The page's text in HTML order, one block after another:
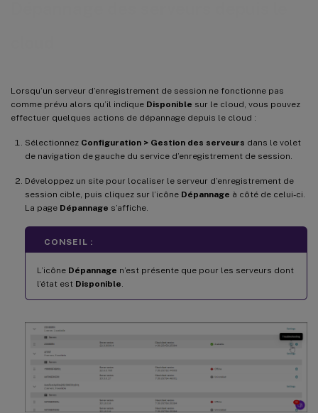
Lorsqu’un serveur d’enregistrement de session ne fonctionne pas
comme prévu alors qu’il indique Disponible sur le cloud, vous pouvez
effectuer quelques actions de dépannage depuis le cloud :
Sélectionnez Configuration > Gestion des serveurs dans le volet
de navigation de gauche du service d’enregistrement de session.
Développez un site pour localiser le serveur d’enregistrement de
session cible, puis cliquez sur l’icône Dépannage à côté de celui-ci.
La page Dépannage s’affiche.
CONSEIL :
L’icône Dépannage n’est présente que pour les serveurs dont
l’état est Disponible